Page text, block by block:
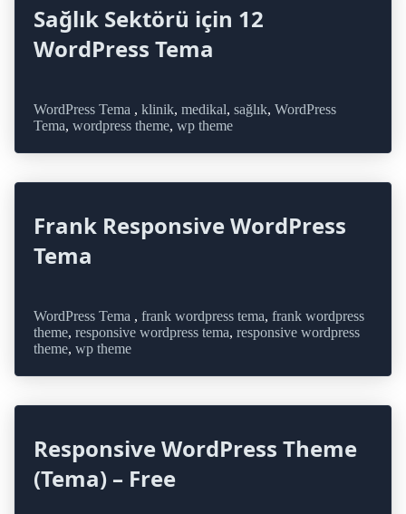
Sağlık Sektörü için 12
WordPress Tema
WordPress Tema , klinik, medikal, sağlık, WordPress
Tema, wordpress theme, wp theme
Frank Responsive WordPress
Tema
WordPress Tema , frank wordpress tema, frank wordpress
theme, responsive wordpress tema, responsive wordpress
theme, wp theme
Responsive WordPress Theme
(Tema) – Free